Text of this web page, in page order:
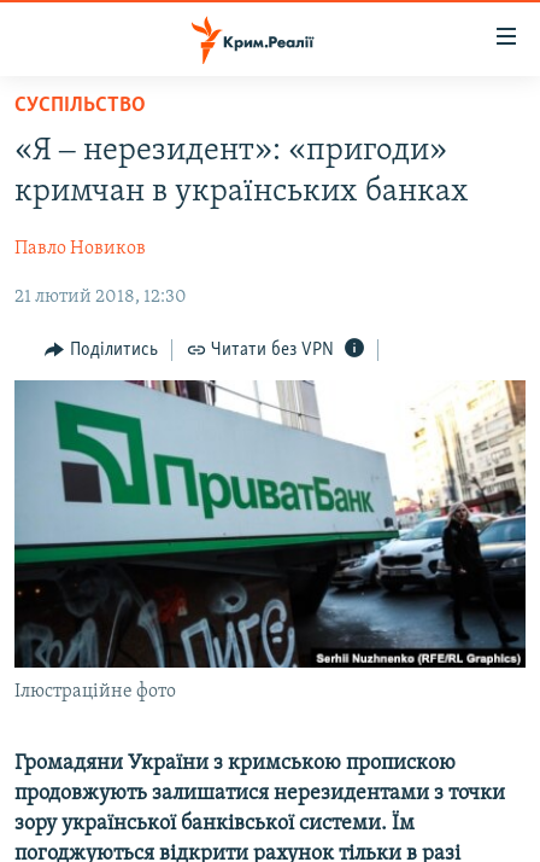
Перейти
основного
матеріалу
Перейти
до
навігації
Перейти
пошуку
ВОДА.КРИМ
ВІДЕО ТА ФОТО
ПОЛІТИКА
БЛОГИ
ПОГЛЯД
ВСЕ ЗА ДЕНЬ
СПЕЦПРОЕКТИ
ВІДЕОУРОКИ «ELIFBE»
СВІДЧЕННЯ ОКУПАЦІЇ
УКРАЇНСЬКА ПРОБЛЕМА КРИМУ
ІНФОГРАФІКА
ЯК ОБІЙТИ БЛОКУВАННЯ
Русский
Qırımtatar
ДОЛУЧАЙСЯ!
Усі сайти RFE/RL
СУСПІЛЬСТВО
«Я ‒ нерезидент»: «пригоди»
кримчан в українських банках
Павло Новиков
21 лютий 2018, 12:30
Поділитись Читати без VPN
Ілюстраційне фото
Громадяни України з кримською пропискою
продовжують залишатися нерезидентами з точки
зору української банківської системи. Їм
погоджуються відкрити рахунок тільки в разі